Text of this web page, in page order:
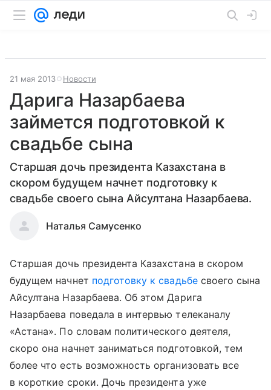
21 мая 2013 Новости
Дарига Назарбаева
займется подготовкой к
свадьбе сына
Старшая дочь президента Казахстана в
скором будущем начнет подготовку к
свадьбе своего сына Айсултана Назарбаева.
Наталья Самусенко
Старшая дочь президента Казахстана в скором
будущем начнет подготовку к свадьбесвоего сына
Айсултана Назарбаева. Об этом Дарига
Назарбаева поведала в интервью телеканалу
«Астана». По словам политического деятеля,
скоро она начнет заниматься подготовкой, тем
более что есть возможность организовать все
в короткие сроки. Дочь президента уже